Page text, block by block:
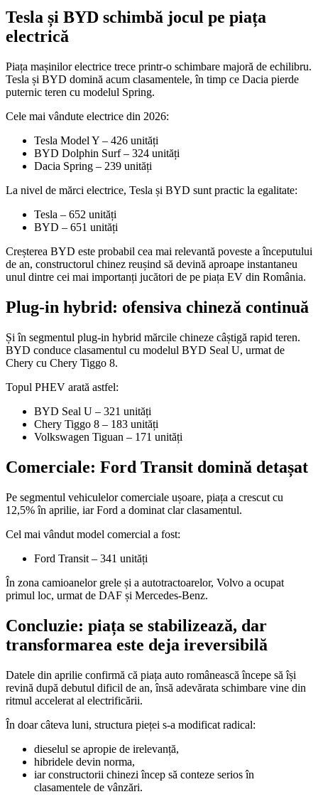
Tesla și BYD schimbă jocul pe piața
electrică
Piața mașinilor electrice trece printr-o schimbare majoră de echilibru.
Tesla și BYD domină acum clasamentele, în timp ce Dacia pierde
puternic teren cu modelul Spring.
Cele mai vândute electrice din 2026:
Tesla Model Y – 426 unități
BYD Dolphin Surf– 324 unități
Dacia Spring – 239 unități
La nivel de mărci electrice, Tesla și BYD sunt practic la egalitate:
Tesla – 652 unități
BYD – 651 unități
Creșterea BYD este probabil cea mai relevantă poveste a începutului
de an, constructorul chinez reușind să devină aproape instantaneu
unul dintre cei mai importanți jucători de pe piața EV din România.
Plug-in hybrid: ofensiva chineză continuă
Și în segmentul plug-in hybrid mărcile chineze câștigă rapid teren.
BYD conduce clasamentul cu modelul BYD Seal U, urmat de
Chery cu Chery Tiggo 8.
Topul PHEV arată astfel:
BYD Seal U – 321 unități
Chery Tiggo 8 – 183 unități
Volkswagen Tiguan – 171 unități
Comerciale: Ford Transit domină detașat
Pe segmentul vehiculelor comerciale ușoare, piața a crescut cu
12,5% în aprilie, iarFord a dominat clar clasamentul.
Cel mai vândut model comercial a fost:
Ford Transit – 341 unități
În zona camioanelor grele și a autotractoarelor, Volvo a ocupat
primul loc, urmat de DAF și Mercedes-Benz.
Concluzie: piața se stabilizează, dar
transformarea este deja ireversibilă
Datele din aprilie confirmă că piața auto românească începe să își
revină după debutul dificil de an, însă adevărata schimbare vine din
ritmul accelerat al electrificării.
În doar câteva luni, structura pieței s-a modificat radical:
dieselul se apropie de irelevanță,
hibridele devin norma,
iar constructorii chinezi încep să conteze serios în
clasamentele de vânzări.